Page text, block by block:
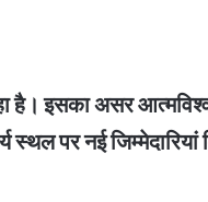
है। इसका असर
पर नई